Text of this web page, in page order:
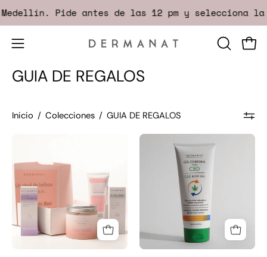
Saltar
contenido
Pide antes de las 12 pm y selecciona
Abrir
de
ABRIR
GUIA DE REGALOS
Inicio / Colecciones / GUIA DE REGALOS
PROPIO
corporal
con
CBD